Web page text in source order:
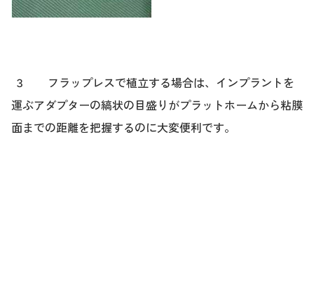
３ フラップレスで植立する場合は、インプラントを
運ぶアダプターの縞状の目盛りがプラットホームから粘膜
面までの距離を把握するのに大変便利です。